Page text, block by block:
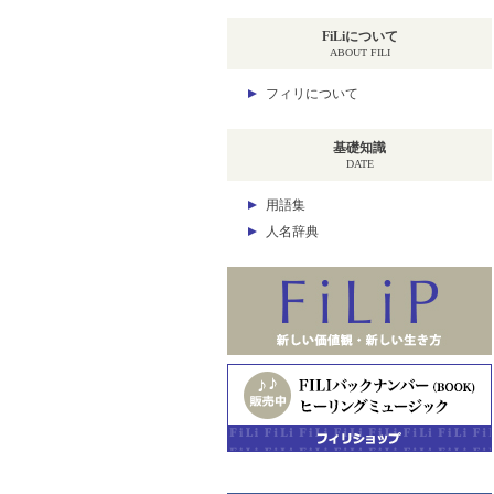
FiLiについて
ABOUT FILI
フィリについて
基礎知識
DATE
用語集
人名辞典